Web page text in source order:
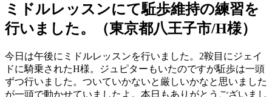
ミドルレッスンにて駈歩維持の練習を
行いました。（東京都八王子市/H様）
今日は午後にミドルレッスンを行いました。2鞍目にジェイ
ドに騎乗されたH様。ジュピターもいたのですが駈歩は一頭
ずつ行いました。ついていかないと厳しいかなと思いました
が一頭で動かせていましたよ。本日もありがとうございまし